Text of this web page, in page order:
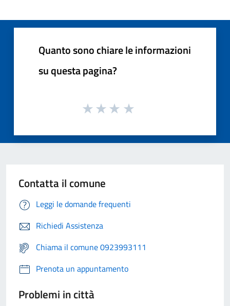
Quanto sono chiare le informazioni
su questa pagina?
Contatta il comune
Leggi le domande frequenti
Richiedi Assistenza
Chiama il comune 0923993111
Prenota un appuntamento
Problemi in città